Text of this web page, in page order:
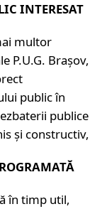
INTERESAT
multor
P.U.G. Brașov,
public în
publice
și constructiv,
în timp util,